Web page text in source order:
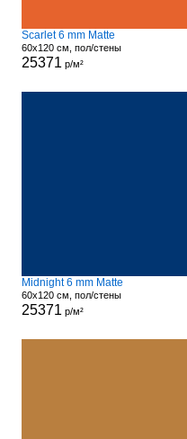
Scarlet 6 mm Matte
60x120 см, пол/стены
25371 р/м²
Midnight 6 mm Matte
60x120 см, пол/стены
25371 р/м²